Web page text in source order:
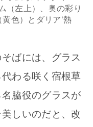
（左上）、奥の彩り
色）とダリア‘熱
ばには、グラス
わる咲く宿根草
脇役のグラスが
しいのだと、改